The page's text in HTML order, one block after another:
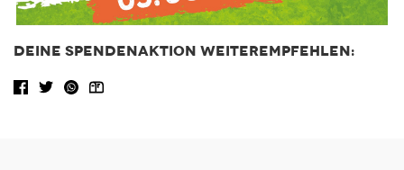
DEINE SPENDENAKTION WEITEREMPFEHLEN:
Facebook share